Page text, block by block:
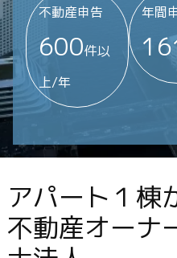
不動産申告
600件以
上/年
年間
アパート１棟
不動産オーナ